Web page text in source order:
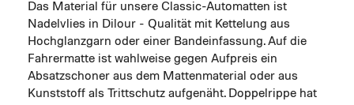
Das Material für unsere Classic-Automatten ist
Nadelvlies in Dilour - Qualität mit Kettelung aus
Hochglanzgarn oder einer Bandeinfassung. Auf die
Fahrermatte ist wahlweise gegen Aufpreis ein
Absatzschoner aus dem Mattenmaterial oder aus
Kunststoff als Trittschutz aufgenäht. Doppelrippe hat